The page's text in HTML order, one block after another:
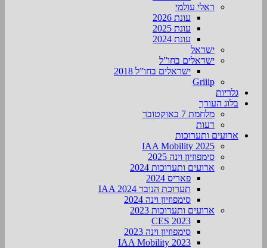
ראלי עולמי
עונת 2026
עונת 2025
עונת 2024
ישראל
ישראלים בחו”ל
ישראלים בחו”ל 2018
Griiip
גלריות
בלוג העורך
מלחמת 7 באוקטובר
דעות
ארועים ותערוכות
2025 IAA Mobility
סימפוזיון וינה 2025
ארועים ותערוכות 2024
פאריס 2024
תערוכת הנובר IAA 2024
סימפוזיון וינה 2024
ארועים ותערוכות 2023
CES 2023
סימפוזיון וינה 2023
IAA Mobility 2023